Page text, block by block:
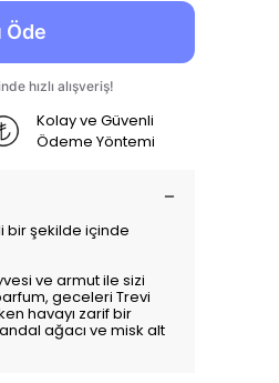
Kolay ve Güvenli
Ödeme Yöntemi
bir şekilde içinde
ve armut ile sizi
geceleri Trevi
havayı zarif bir
ağacı ve misk alt